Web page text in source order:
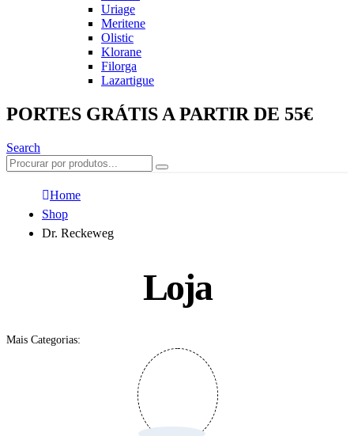
Uriage
Meritene
Olistic
Klorane
Filorga
Lazartigue
PORTES GRÁTIS A PARTIR DE 55€
Search
Home
Shop
Dr. Reckeweg
Loja
Mais Categorias: